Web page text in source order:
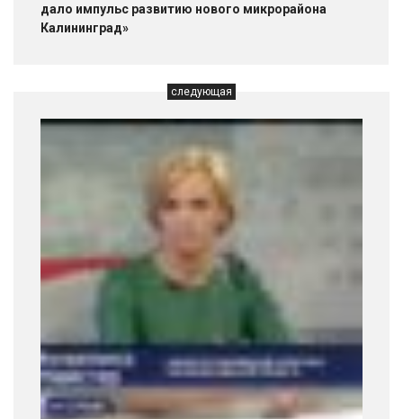
дало импульс развитию нового микрорайона
Калининград»
следующая